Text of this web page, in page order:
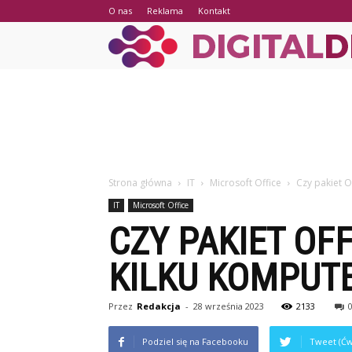
O nas Reklama Kontakt
Strona główna IT Microsoft Office Czy pakiet
IT Microsoft Office
CZY PAKIET
KILKU
Przez Redakcja - 28 września 2023 2133 0
Podziel się na Facebooku Tweet